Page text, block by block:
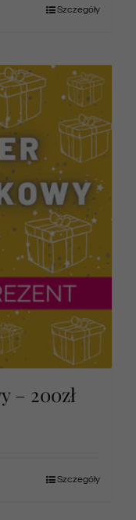
Szczegóły
– 200zł
Szczegóły